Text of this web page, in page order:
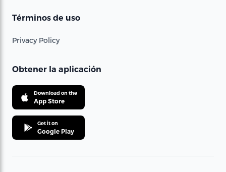
Términos de uso
Privacy Policy
Obtener la aplicación
Download on the
App Store
Get it on
Google Play